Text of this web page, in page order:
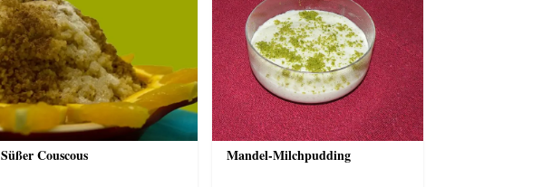
Süßer Couscous Mandel-Milchpudding